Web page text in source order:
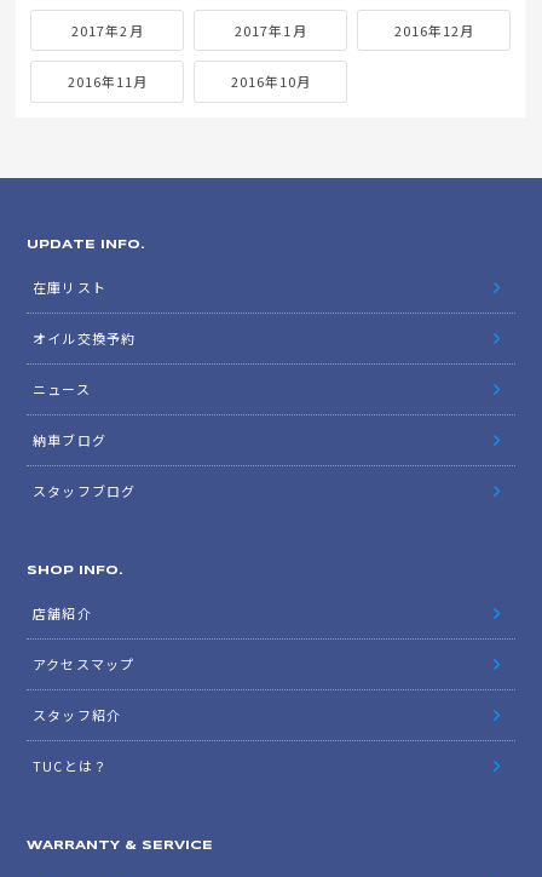
2017年2月 2017年1月 2016年12月
2016年11月 2016年10月
UPDATE INFO.
在庫リスト
オイル交換予約
ニュース
納車ブログ
スタッフブログ
SHOP INFO.
店舗紹介
アクセスマップ
スタッフ紹介
TUCとは？
WARRANTY & SERVICE